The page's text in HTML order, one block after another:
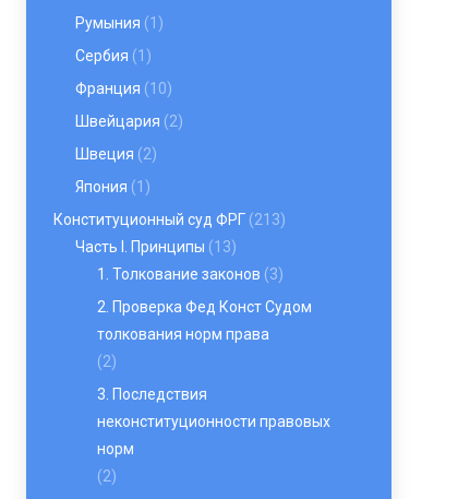
Румыния (1)
Сербия (1)
Франция (10)
Швейцария (2)
Швеция (2)
Япония (1)
Конституционный суд ФРГ (213)
Часть I. Принципы (13)
1. Толкование законов (3)
2. Проверка Фед Конст Судом
толкования норм права
(2)
3. Последствия
неконституционности правовых
норм
(2)